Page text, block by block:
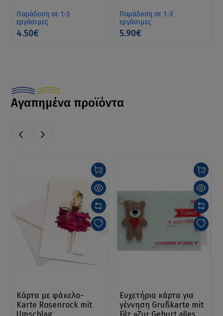
Παράδοση σε 1-3
εργάσιμες
4.50€
Παράδοση σε 1-3
εργάσιμες
5.90€
Αγαπημένα προϊόντα
Κάρτα με φάκελο-
Karte Rosenrock mit
Ευχετήρια κάρτα για
γέννηση Grußkarte mit